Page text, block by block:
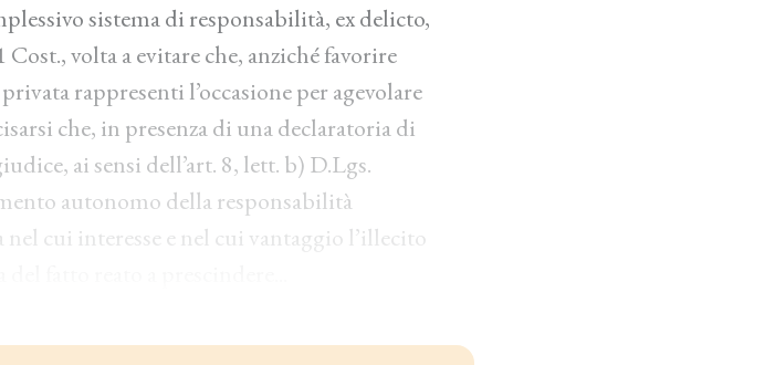
sistema di responsabilità, ex delicto,
volta a evitare che, anziché favorire
rappresenti l’occasione per agevolare
che, in presenza di una declaratoria di
ai sensi dell’art. 8, lett. b) D.Lgs.
autonomo della responsabilità
cui interesse e nel cui vantaggio l’illecito